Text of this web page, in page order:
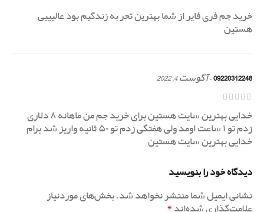
خرید جم فری فایر از شما بهترین تحربه زندگیم بود عالیییی
هستین
09220312248
–آگوست 4, 2022
خدایی بهترین سایت هستین برای خرید جم من ماهانه ۸ دلاری
زدم تو ۱ ساعت اومد ولی هفتگی زدم تو ۵۰ ثانیه واریز شد برام
خدایی بهترین سایت هستین
دیدگاه خود را بنویسید
نشانی ایمیل شما منتشر نخواهد شد.بخش‌های موردنیاز
علامت‌گذاری شده‌اند